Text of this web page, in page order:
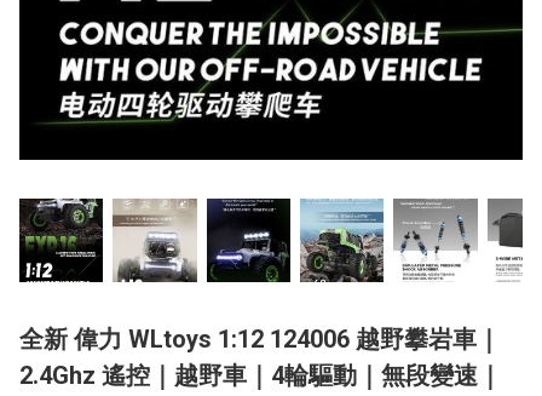
全新 偉力 WLtoys 1:12 124006 越野攀岩車｜
2.4Ghz 遙控｜越野車｜4輪驅動｜無段變速｜